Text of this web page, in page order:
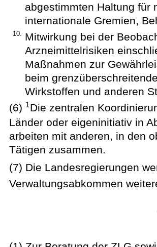
abgestimmten Haltung für
internationale Gremien,
10.
Mitwirkung bei der
Arzneimittelrisiken
Maßnahmen zur
beim
Wirkstoffen und anderen
(6) 1Die zentralen
Länder oder eigeninitiativ in
arbeiten mit anderen, in den
Tätigen zusammen.
(7) Die Landesregierungen
Verwaltungsabkommen